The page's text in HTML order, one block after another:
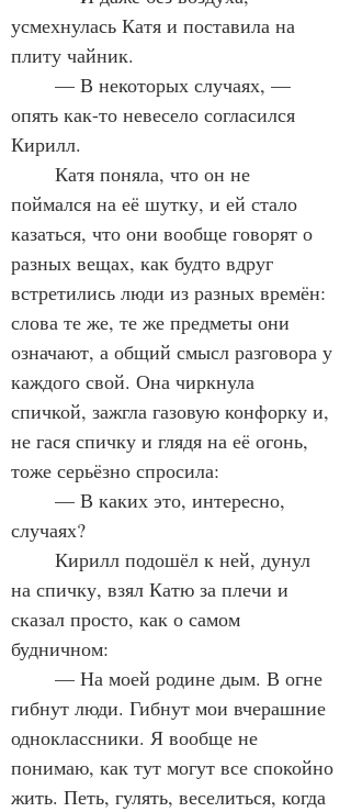
усмехнулась Катя и поставила на
плиту чайник.
опять как-то невесело согласился
Кирилл.
поймался на её шутку, и ей стало
казаться, что они вообще говорят о
разных вещах, как будто вдруг
встретились люди из разных времён:
слова те же, те же предметы они
означают, а общий смысл разговора у
каждого свой. Она чиркнула
спичкой, зажгла газовую конфорку и,
не гася спичку и глядя на её огонь,
тоже серьёзно спросила:
случаях?
на спичку, взял Катю за плечи и
сказал просто, как о самом
будничном:
гибнут люди. Гибнут мои вчерашние
одноклассники. Я вообще не
понимаю, как тут могут все спокойно
жить. Петь, гулять, веселиться, когда